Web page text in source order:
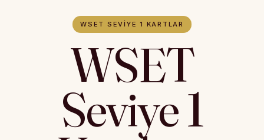
WSET SEVIYE 1 KARTLAR
WSET
Seviye 1